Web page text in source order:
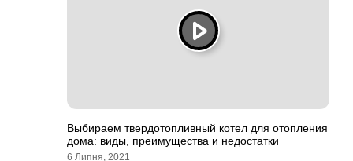
Выбираем твердотопливный котел для отопления
дома: виды, преимущества и недостатки
6 Липня, 2021